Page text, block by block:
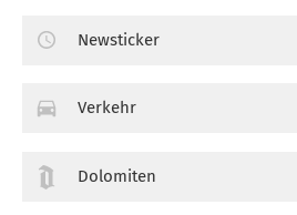
Newsticker
Verkehr
Dolomiten